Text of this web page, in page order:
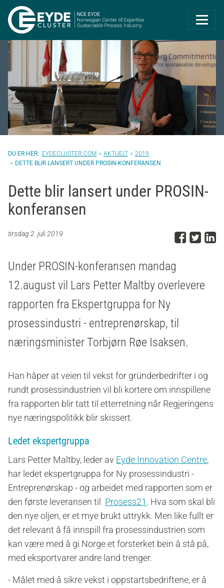
Eyde-Cluster |
EYDECLUSTER.COM AKTUELT
2019
DETTE BLIR LANSERT UNDER PROSIN-KONFERANSEN
Dette blir lansert under PROSIN-
konferansen
tirsdag 2. juli 2019 DelDel
Under PROSIN-konferansen mandag
12.august vil Lars Petter Maltby over levere
rapporten fra Ekspertgruppa for Ny
prosessindustri - entreprenørskap, til
næringsminister Torbjørn Røe Isaksen.
Han håper at veien til vekst for gründerbedrifter i og
rundt prosessindustrien vil bli kortere om innspillene
fra rapporten blir tatt til etterretning når Regjeringens
nye næringspolitikk blir skissert.
Ledet ekspertgruppa
Lars Petter Maltby, leder av Eyde Innovation Centre,
har ledet ekspertgruppa for Ny prosessindustri -
Entreprenørskap - og arbeidet med rapporten som er
den første leveransen til Prosess21. Hva som skal bli
den nye oljen, er et mye brukt uttrykk. Men like fullt er
det relevant å få innspill fra prosessindustrien som
kan være med å gi Norge et forsterket bein å stå på,
med eksportvarer andre land trenger.
- Målet med å sikre vekst i oppstartsbedriftene,er å